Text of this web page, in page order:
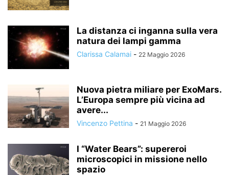
La distanza ci inganna sulla vera
natura dei lampi gamma
Clarissa Calamai - 22 Maggio 2026
Nuova pietra miliare per ExoMars.
L’Europa sempre più vicina ad
avere...
Vincenzo Pettina - 21 Maggio 2026
I “Water Bears”: supereroi
microscopici in missione nello
spazio